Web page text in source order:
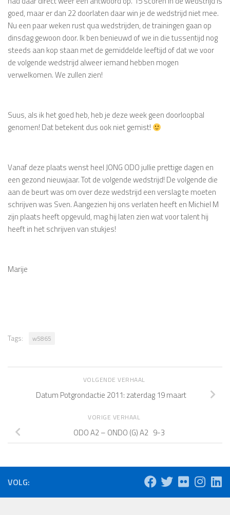
goed, maar er dan 22 doorlaten daar win je de wedstrijd niet mee.
Nu een paar weken rust qua wedstrijden, de trainingen gaan op
dinsdag gewoon door. Ik ben benieuwd of we in die tussentijd nog
steeds aan kop staan met de gemiddelde leeftijd of dat we voor
de volgende wedstrijd alweer iemand hebben mogen
verwelkomen. We zullen zien!
Suus, als ik het goed heb, heb je deze week geen doorloopbal
genomen! Dat betekent dus ook niet gemist!
Vanaf deze plaats wenst heel JONG ODO jullie prettige dagen en
een gezond nieuwjaar. Tot de volgende wedstrijd! De volgende die
aan de beurt was om over deze wedstrijd een verslag te moeten
schrijven was Sven. Aangezien hij ons verlaten heeft en Michiel M
zijn plaats heeft opgevuld, mag hij laten zien wat voor talent hij
heeft in het schrijven van stukjes!
Marije
Tags: w5865
VOLGENDE VERHAAL
Datum Potgrondactie 2011: zaterdag 19 maart
VORIGE VERHAAL
ODO A2 – ONDO (G) A2 9-3
VOLG: